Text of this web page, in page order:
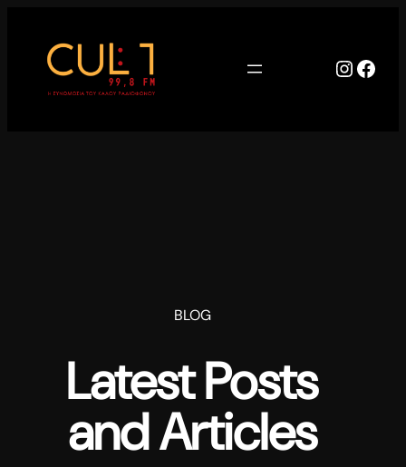
περιεχόμενο
BLOG
Latest Posts
and Articles